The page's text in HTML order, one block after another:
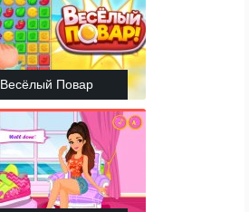
Весёлый Повар